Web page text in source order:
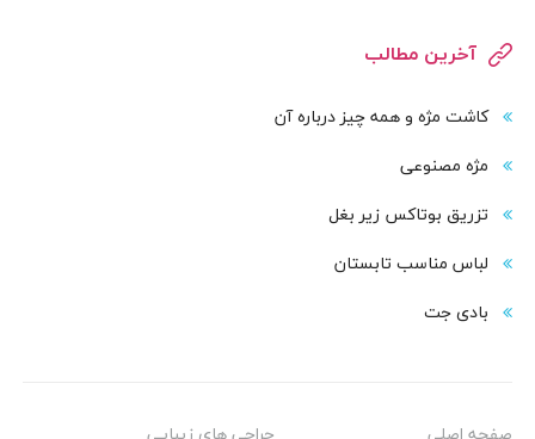
آخرین مطالب
کاشت مژه و همه چیز درباره آن
مژه مصنوعی
تزریق بوتاکس زیر بغل
لباس مناسب تابستان
بادی‌ جت